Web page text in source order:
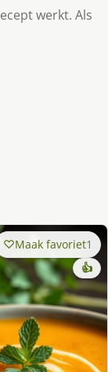
werkt. Als
Maak favoriet1
👍